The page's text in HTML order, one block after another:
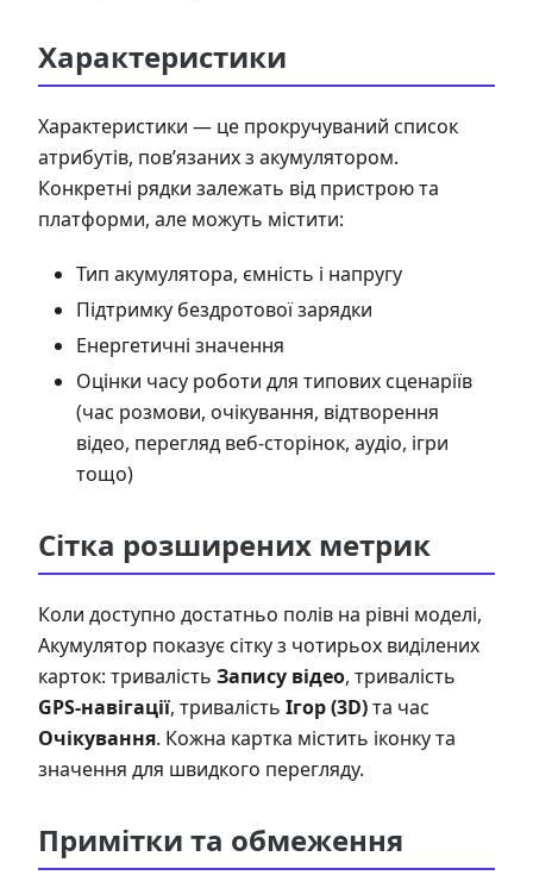
Характеристики
Характеристики — це прокручуваний список
атрибутів, пов’язаних з акумулятором.
Конкретні рядки залежать від пристрою та
платформи, але можуть містити:
Тип акумулятора, ємність і напругу
Підтримку бездротової зарядки
Енергетичні значення
Оцінки часу роботи для типових сценаріїв
(час розмови, очікування, відтворення
відео, перегляд веб-сторінок, аудіо, ігри
тощо)
Сітка розширених метрик
Коли доступно достатньо полів на рівні моделі,
Акумулятор показує сітку з чотирьох виділених
карток: тривалість Запису відео, тривалість
GPS-навігації, тривалість Ігор (3D)та час
Очікування. Кожна картка містить іконку та
значення для швидкого перегляду.
Примітки та обмеження